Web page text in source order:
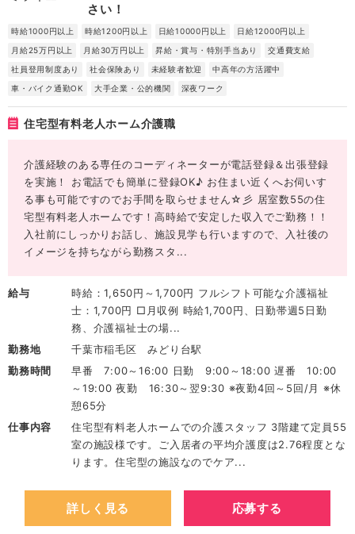
さい！
時給1000円以上 時給1200円以上 日給10000円以上
日給12000円以上
月給25万円以上
月給30万円以上 昇給・賞与・特別手当あり
交通費支給
社員登用制度あり
社会保険あり 未経験者歓迎
中高年の方活躍中
車・バイク通勤OK
大手企業・公的機関 深夜ワーク
住宅型有料老人ホーム介護職
介護経験のある専任のコーディネーターが電話登録＆出張登録
を実施！ お電話でも簡単に登録OK♪ お住まい近くへお伺いす
る事も可能ですのでお手間を取らせません☆彡 居室数55の住
宅型有料老人ホームです！高時給で安定した収入でご勤務！！
入社前にしっかりお話し、施設見学も行いますので、入社後の
イメージを持ちながら勤務スタ...
給与
時給：1,650円～1,700円 フルシフト可能な介護福祉
士：1,700円 □月収例 時給1,700円、日勤帯週5日勤
務、介護福祉士の場...
勤務地
千葉市稲毛区 みどり台駅
勤務時間
早番 7:00～16:00 日勤 9:00～18:00 遅番 10:00
～19:00 夜勤 16:30～翌9:30 ※夜勤4回～5回/月 ※休
憩65分
仕事内容
住宅型有料老人ホームでの介護スタッフ 3階建て定員55
室の施設様です。ご入居者の平均介護度は2.76程度とな
ります。住宅型の施設なのでケア...
詳しく見る 応募する